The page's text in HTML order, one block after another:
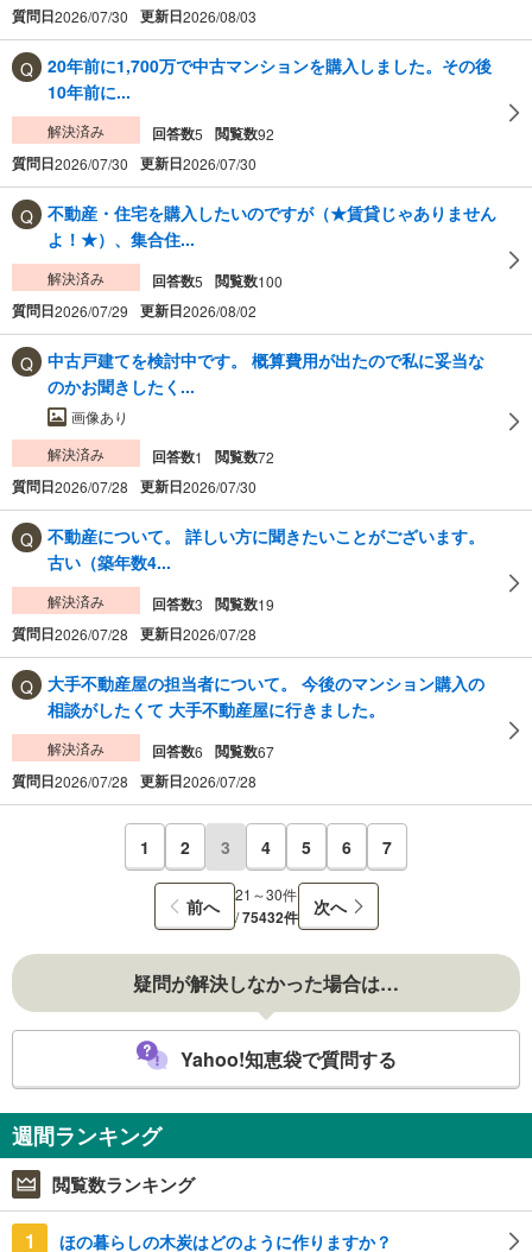
質問日2026/07/30 更新日2026/08/03
20年前に1,700万で中古マンションを購入しました。その後
10年前に...
解決済み 回答数5 閲覧数92
質問日2026/07/30 更新日2026/07/30
不動産・住宅を購入したいのですが（★賃貸じゃありません
よ！★）、集合住...
解決済み 回答数5 閲覧数100
質問日2026/07/29 更新日2026/08/02
中古戸建てを検討中です。 概算費用が出たので私に妥当な
のかお聞きしたく...
画像あり
解決済み
回答数1 閲覧数72
質問日2026/07/28 更新日2026/07/30
不動産について。 詳しい方に聞きたいことがございます。
古い（築年数4...
解決済み 回答数3 閲覧数19
質問日2026/07/28 更新日2026/07/28
大手不動産屋の担当者について。 今後のマンション購入の
相談がしたくて 大手不動産屋に行きました。
解決済み 回答数6 閲覧数67
質問日2026/07/28 更新日2026/07/28
1 2 3 4 5 6 7
前へ
21～30件
/75432件 次へ
疑問が解決しなかった場合は…
Yahoo!知恵袋で質問する
週間ランキング
閲覧数ランキング
1 ほの暮らしの木炭はどのように作りますか？